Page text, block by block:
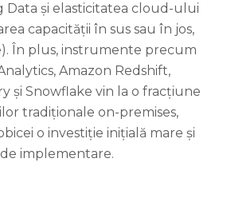
Data și elasticitatea cloud-ului
capacității în sus sau în jos,
În plus, instrumente precum
Amazon Redshift,
și Snowflake vin la o fracțiune
tradiționale on-premises,
o investiție inițială mare și
implementare.